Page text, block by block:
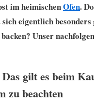
im heimischenOfen.
eigentlich besonders
Unser
gilt es beim
zu beachten